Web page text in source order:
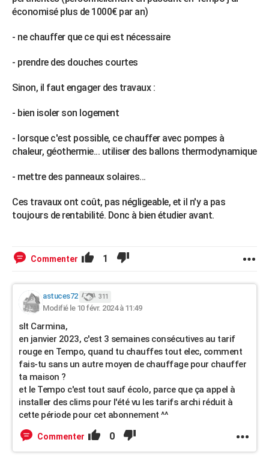
économisé plus de 1000€ par an)
- ne chauffer que ce qui est nécessaire
- prendre des douches courtes
Sinon, il faut engager des travaux :
- bien isoler son logement
- lorsque c'est possible, ce chauffer avec pompes à
chaleur, géothermie... utiliser des ballons thermodynamique
- mettre des panneaux solaires...
Ces travaux ont coût, pas négligeable, et il n'y a pas
toujours de rentabilité. Donc à bien étudier avant.
Commenter 1
astuces72 311
Modifié le 10 févr. 2024 à 11:49
slt Carmina,
en janvier 2023, c'est 3 semaines consécutives au tarif
rouge en Tempo, quand tu chauffes tout elec, comment
fais-tu sans un autre moyen de chauffage pour chauffer
ta maison ?
et le Tempo c'est tout sauf écolo, parce que ça appel à
installer des clims pour l'été vu les tarifs archi réduit à
cette période pour cet abonnement ^^
Commenter 0